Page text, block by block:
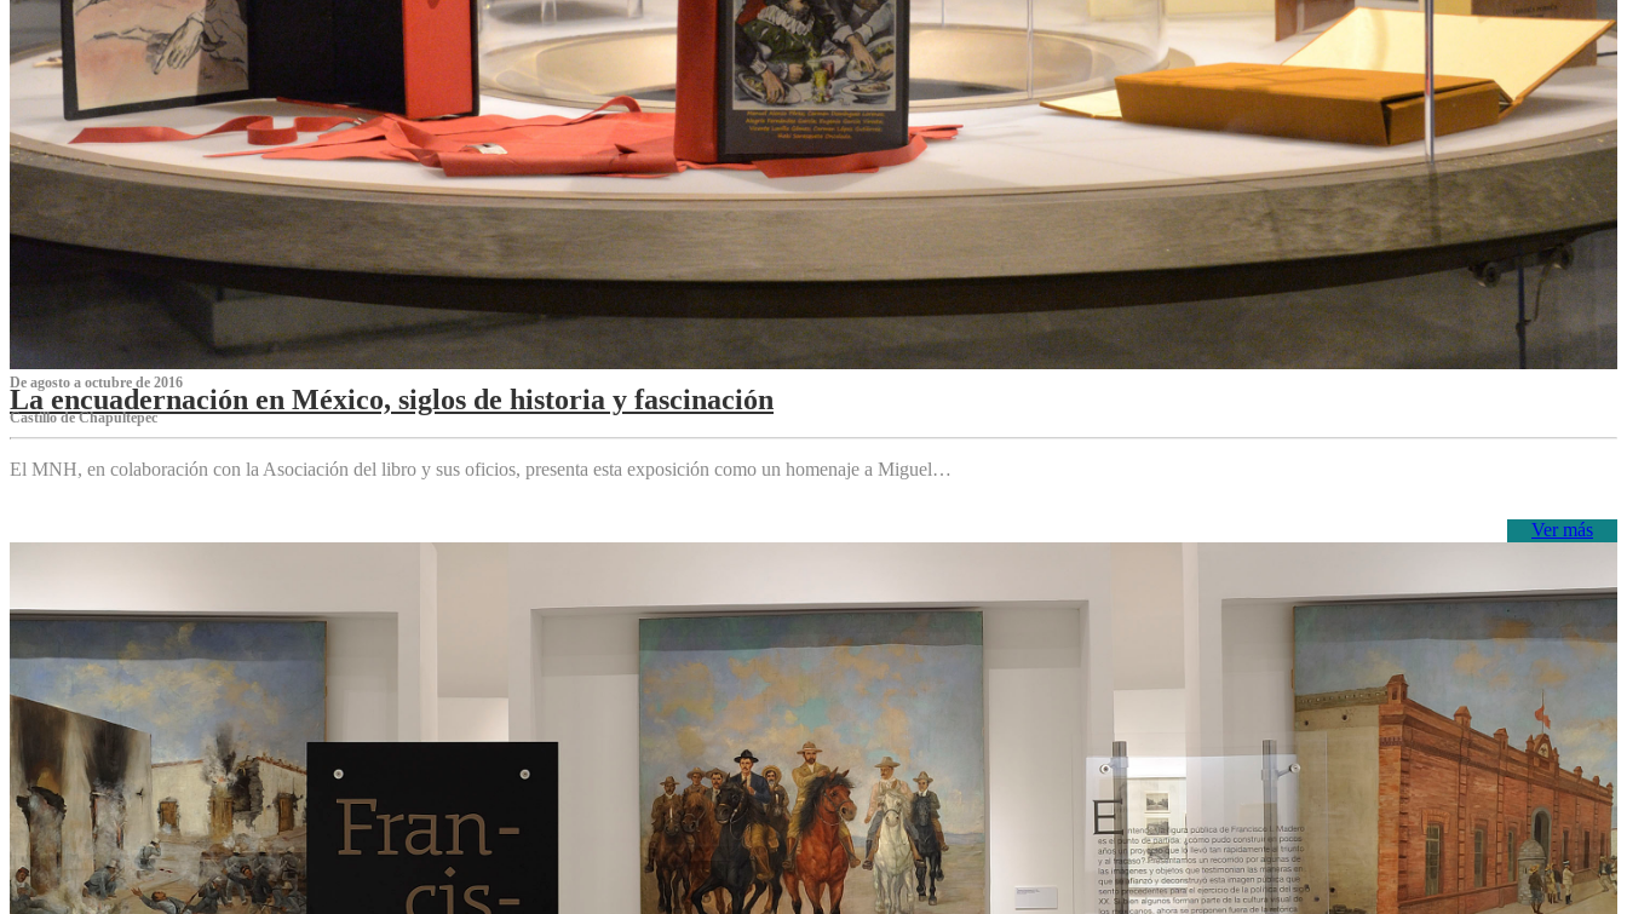
De agosto a octubre de 2016
La encuadernación en México, siglos de historia y fascinación
Castillo de Chapultepec
El MNH, en colaboración con la Asociación del libro y sus oficios, presenta esta exposición como un homenaje a Miguel…
Ver más